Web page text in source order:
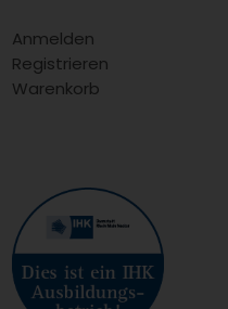
Anmelden
Registrieren
Warenkorb